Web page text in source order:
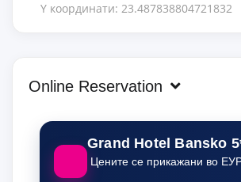
Y координати: 23.487838804721832
Online Reservation
Grand Hotel Bansko
Цените се прикажани во